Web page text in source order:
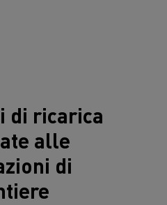
di ricarica
alle
di